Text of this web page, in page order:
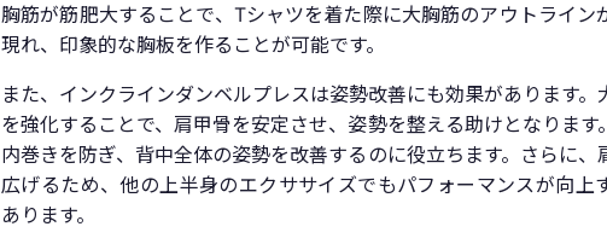
胸筋が筋肥大することで、Tシャツを着た際に大胸筋のアウトライン
現れ、印象的な胸板を作ることが可能です。
また、インクラインダンベルプレスは姿勢改善にも効果があります。
を強化することで、肩甲骨を安定させ、姿勢を整える助けとなります
内巻きを防ぎ、背中全体の姿勢を改善するのに役立ちます。さらに、
広げるため、他の上半身のエクササイズでもパフォーマンスが向上
あります。